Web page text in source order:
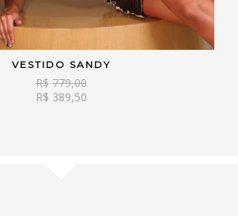
VER OPÇÕES
R$ 779,00
R$ 389,50
VESTIDO SANDY